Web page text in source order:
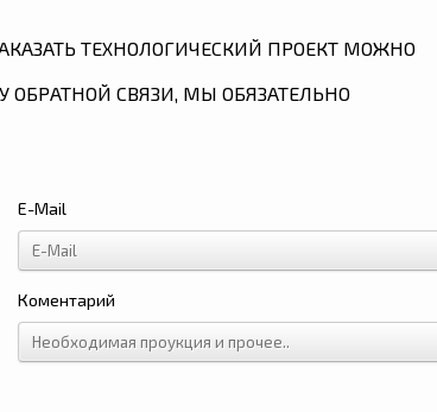
ТЕХНОЛОГИЧЕСКИЙ ПРОЕКТ МОЖНО
СВЯЗИ, МЫ ОБЯЗАТЕЛЬНО
E-Mail
Коментарий